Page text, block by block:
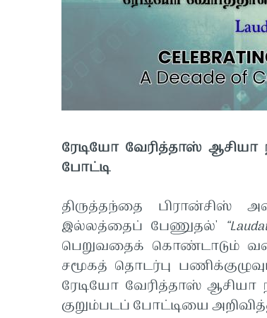
ரேடியோ வேரித்தாஸ் ஆசியா
போட்டி
திருத்தந்தை
பிரான்சிஸ்
இல்லத்தைப் பேணுதல்'
பெறுவதைக் கொண்டாடும்
சமூகத் தொடர்பு
ரேடியோ வேரித்தாஸ் ஆசியா
குறும்படப் போட்டியை